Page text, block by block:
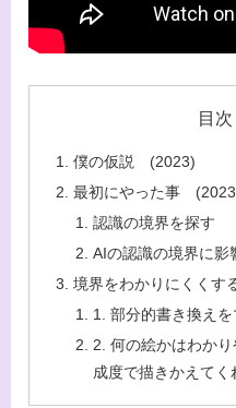
目次
僕の仮説 (2023)
最初にやった事
認識の境界を探す
AIの認識の境界に影
境界をわかりにくくす
1. 部分的書き換え
2. 何の絵かはわか
成度で描きかえてく